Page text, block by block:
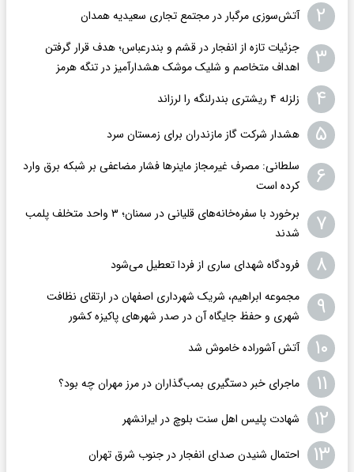
۲ آتش‌سوزی مرگبار در مجتمع تجاری سعیدیه همدان
۳
جزئیات تازه از انفجار در قشم و بندرعباس؛ هدف قرار گرفتن
اهداف متخاصم و شلیک موشک هشدارآمیز در تنگه هرمز
۴ زلزله ۴ ریشتری بندرلنگه را لرزاند
۵ هشدار شرکت گاز مازندران برای زمستان سرد
۶
سلطانی: مصرف غیرمجاز ماینرها فشار مضاعفی بر شبکه برق وارد
کرده است
۷
برخورد با سفره‌خانه‌های قلیانی در سمنان؛ ۳ واحد متخلف پلمب
شدند
۸ فرودگاه ‌شهدای ساری از فردا تعطیل می‌شود
۹
مجموعه ابراهیم، شریک شهرداری اصفهان در ارتقای نظافت
شهری و حفظ جایگاه آن در صدر شهرهای پاکیزه کشور
۱۰ آتش آشوراده خاموش شد
۱۱ ماجرای خبر دستگیری بمب‌گذاران در مرز مهران چه بود؟
۱۲ شهادت پلیس اهل سنت بلوچ در ایرانشهر
۱۳ احتمال شنیدن صدای انفجار در جنوب شرق تهران